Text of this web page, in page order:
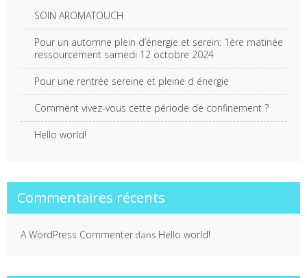
SOIN AROMATOUCH
Pour un automne plein d’énergie et serein: 1ère matinée
ressourcement samedi 12 octobre 2024
Pour une rentrée sereine et pleine d énergie
Comment vivez-vous cette période de confinement ?
Hello world!
Commentaires récents
A WordPress Commenter dans Hello world!